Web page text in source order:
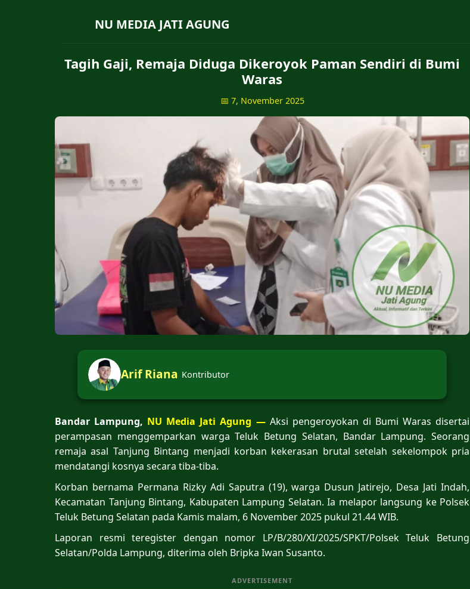
NU MEDIA JATI AGUNG
Tagih Gaji, Remaja Diduga Dikeroyok Paman Sendiri di Bumi
Waras
📅 7, November 2025
Arif Riana Kontributor
Bandar Lampung, NU Media Jati Agung —Aksi pengeroyokan di Bumi Waras disertai
perampasan menggemparkan warga Teluk Betung Selatan, Bandar Lampung. Seorang
remaja asal Tanjung Bintang menjadi korban kekerasan brutal setelah sekelompok pria
mendatangi kosnya secara tiba-tiba.
Korban bernama Permana Rizky Adi Saputra (19), warga Dusun Jatirejo, Desa Jati Indah,
Kecamatan Tanjung Bintang, Kabupaten Lampung Selatan. Ia melapor langsung ke Polsek
Teluk Betung Selatan pada Kamis malam, 6 November 2025 pukul 21.44 WIB.
Laporan resmi teregister dengan nomor LP/B/280/XI/2025/SPKT/Polsek Teluk Betung
Selatan/Polda Lampung, diterima oleh Bripka Iwan Susanto.
ADVERTISEMENT